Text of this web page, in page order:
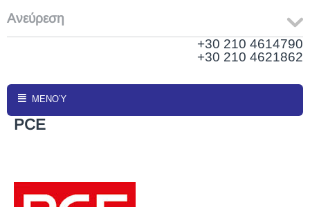
Ανεύρεση
+30 210 4614790
+30 210 4621862
ΜΕΝΟΎ
PCE